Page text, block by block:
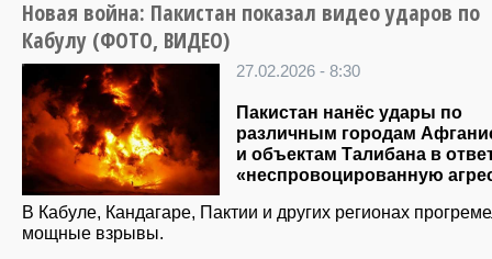
Новая война: Пакистан показал видео ударов по
Кабулу (ФОТО, ВИДЕО)
27.02.2026 - 8:30
Пакистан нанёс удары по
различным городам
и объектам Талибана в
«неспровоцированную
В Кабуле, Кандагаре, Пактии и других регионах
мощные взрывы.